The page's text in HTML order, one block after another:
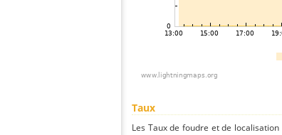
Taux
Les Taux de foudre et de